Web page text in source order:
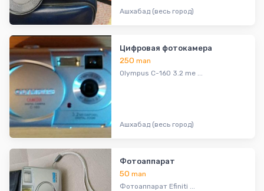
Ашхабад (весь город)
Цифровая фотокамера
250man
Olympus C-160 3.2 me ...
Ашхабад (весь город)
Фотоаппарат
50man
Фотоаппарат Efiniti ...